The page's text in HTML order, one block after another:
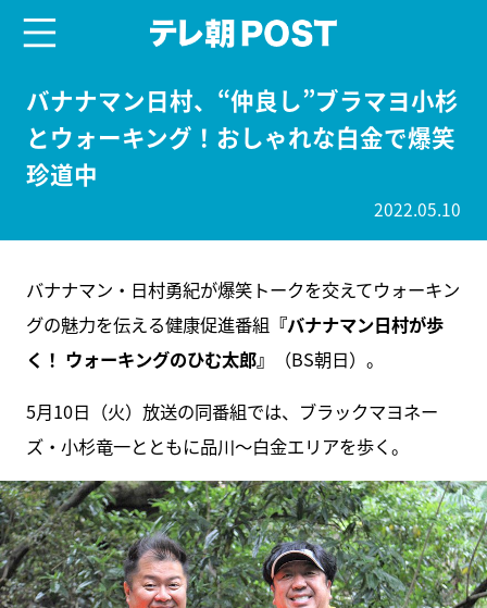
バナナマン日村、“仲良し”ブラマヨ小杉
とウォーキング！おしゃれな白金で爆笑
珍道中
2022.05.10
バナナマン・日村勇紀が爆笑トークを交えてウォーキン
グの魅力を伝える健康促進番組 『バナナマン日村が歩
く！ ウォーキングのひむ太郎』
（BS朝日）。
5月10日（火）放送の同番組では、ブラックマヨネー
ズ・小杉竜一とともに品川～白金エリアを歩く。